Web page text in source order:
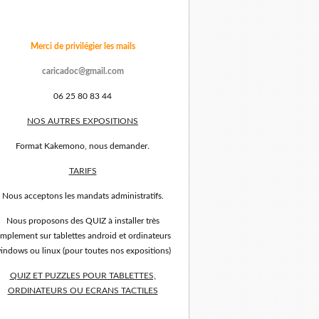
Merci de privilégier les mails
caricadoc@gmail.com
06 25 80 83 44
NOS AUTRES EXPOSITIONS
Format Kakemono, nous demander.
TARIFS
Nous acceptons les mandats administratifs.
Nous proposons des QUIZ à installer très
sur tablettes android et ordinateurs
ou linux (pour toutes nos expositions)
QUIZ ET PUZZLES POUR TABLETTES,
ORDINATEURS OU ECRANS TACTILES